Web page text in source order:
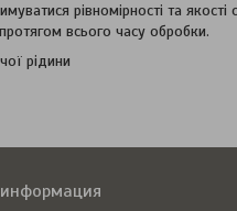
рівномірності та
всього часу обробки.
рідини